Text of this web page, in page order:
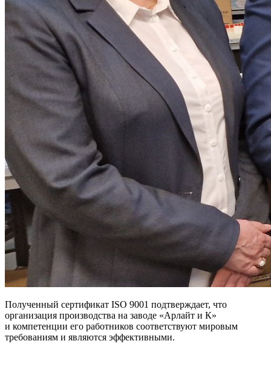
Полученный сертификат ISO 9001 подтверждает, что
организация производства на заводе «Арлайт и К»
и компетенции его работников соответствуют мировым
требованиям и являются эффективными.